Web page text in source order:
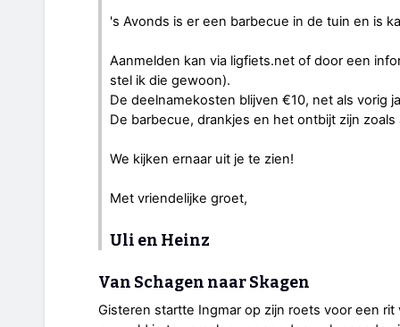
's Avonds is er een barbecue in de tuin en is
Aanmelden kan via ligfiets.net of door een
stel ik die gewoon).
De deelnamekosten blijven €10, net als vorig
De barbecue, drankjes en het ontbijt zijn zoals
We kijken ernaar uit je te zien!
Met vriendelijke groet,
Uli en Heinz
Van Schagen naar Skagen
Gisteren startte Ingmar op zijn roets voor een rit